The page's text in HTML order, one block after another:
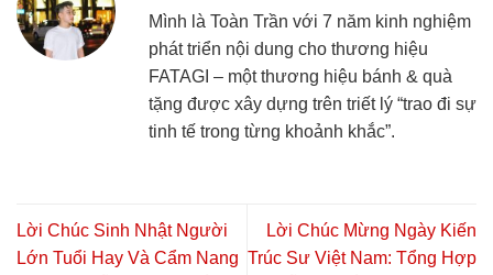
Mình là Toàn Trần với 7 năm kinh nghiệm
phát triển nội dung cho thương hiệu
FATAGI – một thương hiệu bánh & quà
tặng được xây dựng trên triết lý “trao đi sự
tinh tế trong từng khoảnh khắc”.
Lời Chúc Sinh Nhật Người
Lớn Tuổi Hay Và Cẩm Nang
Lời Chúc Mừng Ngày Kiến
Trúc Sư Việt Nam: Tổng Hợp